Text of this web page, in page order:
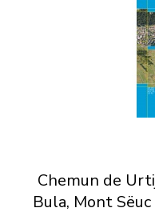
Chemun de
Bula, Mont